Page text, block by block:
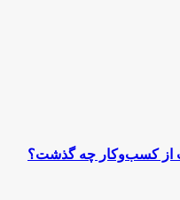
از کسب‌وکار چه گذشت؟